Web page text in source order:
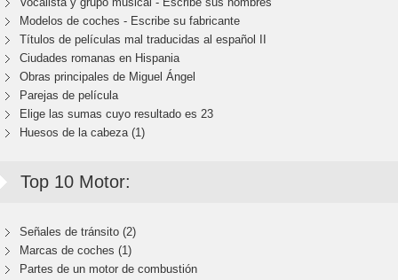
Modelos de coches - Escribe su fabricante
Títulos de películas mal traducidas al español II
Ciudades romanas en Hispania
Obras principales de Miguel Ángel
Parejas de película
Elige las sumas cuyo resultado es 23
Huesos de la cabeza (1)
Top 10 Motor:
Señales de tránsito (2)
Marcas de coches (1)
Partes de un motor de combustión